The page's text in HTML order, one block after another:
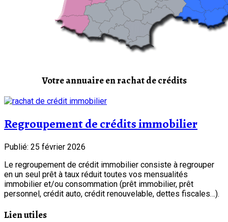
Votre annuaire en rachat de crédits
Regroupement de crédits immobilier
Publié: 25 février 2026
Le regroupement de crédit immobilier consiste à regrouper
en un seul prêt à taux réduit toutes vos mensualités
immobilier et/ou consommation (prêt immobilier, prêt
personnel, crédit auto, crédit renouvelable, dettes fiscales…).
Lien utiles